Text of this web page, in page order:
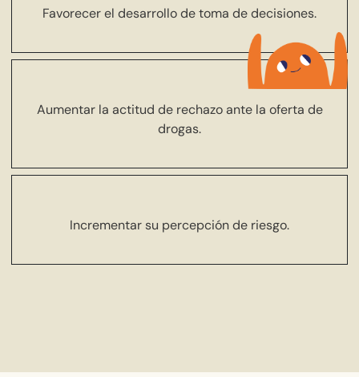
Favorecer el desarrollo de toma de decisiones.
Aumentar la actitud de rechazo ante la oferta de
drogas.
Incrementar su percepción de riesgo.